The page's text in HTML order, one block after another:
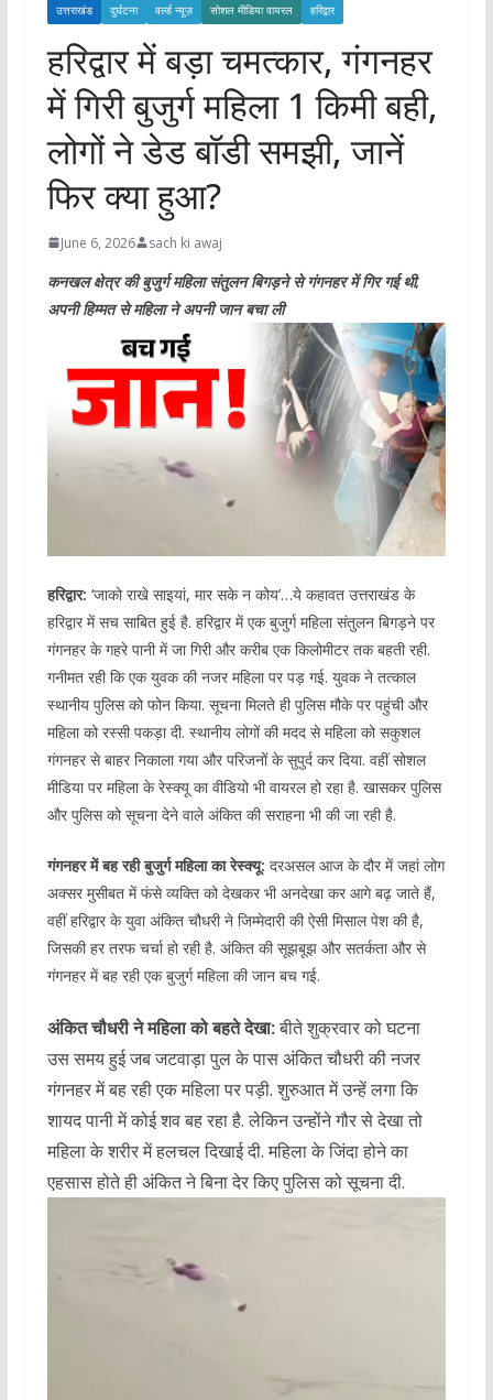
उत्तराखंड दुर्घटना वर्ल्ड न्यूज़ सोशल मीडिया वायरल हरिद्वार
हरिद्वार में बड़ा चमत्कार, गंगनहर
में गिरी बुजुर्ग महिला 1 किमी बही,
लोगों ने डेड बॉडी समझी, जानें
फिर क्या हुआ?
June 6, 2026 sach ki awaj
कनखल क्षेत्र की बुजुर्ग महिला संतुलन बिगड़ने से गंगनहर में गिर गई थी,
अपनी हिम्मत से महिला ने अपनी जान बचा ली
हरिद्वार: ‘जाको राखे साइयां, मार सके न कोय’…ये कहावत उत्तराखंड के
हरिद्वार में सच साबित हुई है. हरिद्वार में एक बुजुर्ग महिला संतुलन बिगड़ने पर
गंगनहर के गहरे पानी में जा गिरी और करीब एक किलोमीटर तक बहती रही.
गनीमत रही कि एक युवक की नजर महिला पर पड़ गई. युवक ने तत्काल
स्थानीय पुलिस को फोन किया. सूचना मिलते ही पुलिस मौके पर पहुंची और
महिला को रस्सी पकड़ा दी. स्थानीय लोगों की मदद से महिला को सकुशल
गंगनहर से बाहर निकाला गया और परिजनों के सुपुर्द कर दिया. वहीं सोशल
मीडिया पर महिला के रेस्क्यू का वीडियो भी वायरल हो रहा है. खासकर पुलिस
और पुलिस को सूचना देने वाले अंकित की सराहना भी की जा रही है.
गंगनहर में बह रही बुजुर्ग महिला का रेस्क्यू: दरअसल आज के दौर में जहां लोग
अक्सर मुसीबत में फंसे व्यक्ति को देखकर भी अनदेखा कर आगे बढ़ जाते हैं,
वहीं हरिद्वार के युवा अंकित चौधरी ने जिम्मेदारी की ऐसी मिसाल पेश की है,
जिसकी हर तरफ चर्चा हो रही है. अंकित की सूझबूझ और सतर्कता और से
गंगनहर में बह रही एक बुजुर्ग महिला की जान बच गई.
अंकित चौधरी ने महिला को बहते देखा:बीते शुक्रवार को घटना
उस समय हुई जब जटवाड़ा पुल के पास अंकित चौधरी की नजर
गंगनहर में बह रही एक महिला पर पड़ी. शुरुआत में उन्हें लगा कि
शायद पानी में कोई शव बह रहा है. लेकिन उन्होंने गौर से देखा तो
महिला के शरीर में हलचल दिखाई दी. महिला के जिंदा होने का
एहसास होते ही अंकित ने बिना देर किए पुलिस को सूचना दी.